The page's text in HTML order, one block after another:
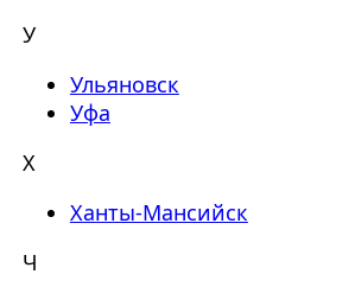
У
Ульяновск
Уфа
Х
Ханты-Мансийск
Ч